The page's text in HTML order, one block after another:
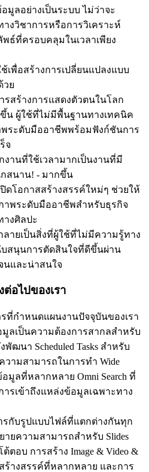
มูลอย่างเป็นระบบ ไม่ว่าจะ
งวิชาการหรือการวิเคราะห์
ธ์ที่ครอบคลุมในเวลาเพียง
ช้เพื่อสร้างการเปลี่ยนแปลงแบบ
วย
รสร้างการแสดงตัวตนในโลก
น ผู้ใช้ที่ไม่มีพื้นฐานทางเทคนิค
ระดับมืออาชีพพร้อมฟังก์ชันการ
จ
งานที่ใช้เวลามากเป็นงานที่มี
สนาน! - มากขึ้น
ดโอกาสสร้างสรรค์ใหม่ๆ ช่วยให้
พระดับมืออาชีพสำหรับธุรกิจ
างศิลปะ
ายเป็นสิ่งที่ผู้ใช้ที่ไม่มีความรู้ทาง
บสนุนการตัดสินใจที่ดีขึ้นผ่าน
นและน่าสนใจ
อไปของเรา
กำหนดแผนงานปัจจุบันของเรา
ลเป็นความต้องการสากลสำหรับ
ฒนา Scheduled Tasks สำหรับ
วามสามารถในการทำ Wide
มูลที่หลากหลาย Omni Search ที่
ารเข้าถึงแหล่งข้อมูลเฉพาะทาง
รกับรูปแบบไฟล์ที่แตกต่างกันทุก
ายความสามารถสำหรับ Slides
ตอบ การสร้าง Image & Video &
ร้างสรรค์ที่หลากหลาย และการ